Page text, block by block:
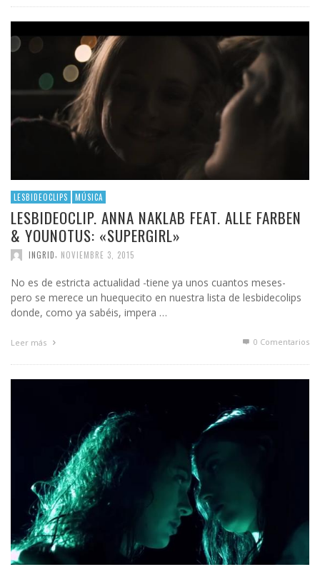
LESBIDEOCLIPS MÚSICA
LESBIDEOCLIP. ANNA NAKLAB FEAT. ALLE FARBEN
& YOUNOTUS: «SUPERGIRL»
INGRID, NOVIEMBRE 3, 2015
No es de estricta actualidad -tiene ya unos cuantos meses-
pero se merece un huequecito en nuestra lista de lesbidecolips
donde, como ya sabéis, impera …
Leer más 0 Comentarios